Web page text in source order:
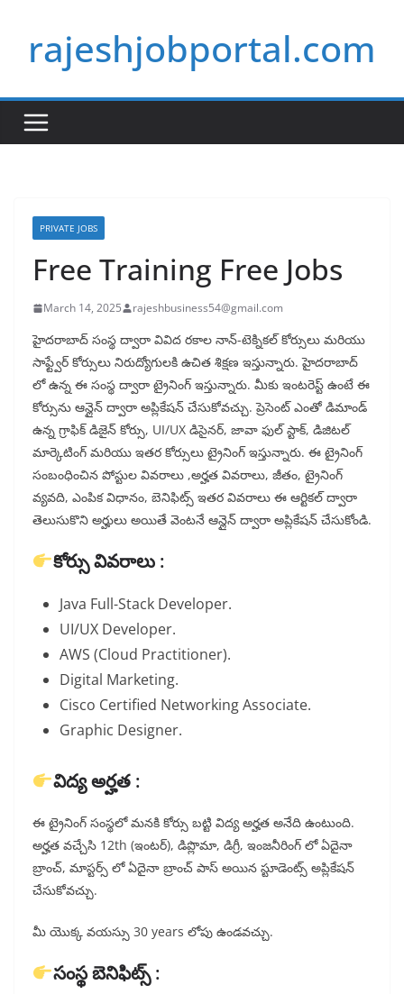
contentrajeshjobportal.com
PRIVATE JOBS
Free Training Free Jobs
March 14, 2025 rajeshbusiness54@gmail.com
హైదరాబాద్ సంస్థ ద్వారా వివిద రకాల నాన్-టెక్నికల్ కోర్సులు మరియు
సాఫ్ట్వేర్ కోర్సులు నిరుద్యోగులకి ఉచిత శిక్షణ ఇస్తున్నారు. హైదరాబాద్
లో ఉన్న ఈ సంస్థ ద్వారా ట్రైనింగ్ ఇస్తున్నారు. మీకు ఇంటరెస్ట్ ఉంటే ఈ
కోర్సును ఆన్లైన్ ద్వారా అప్లికేషన్ చేసుకోవచ్చు. ప్రెసెంట్ ఎంతో డిమాండ్
ఉన్న గ్రాఫిక్ డిజైన్ కోర్సు, UI/UX డిసైనర్, జావా ఫుల్ స్టాక్, డిజిటల్
మార్కెటింగ్ మరియు ఇతర కోర్సులు ట్రైనింగ్ ఇస్తున్నారు. ఈ ట్రైనింగ్
సంబంధించిన పోస్టుల వివరాలు ,అర్హత వివరాలు, జీతం, ట్రైనింగ్
వ్యవది, ఎంపిక విధానం, బెనిఫిట్స్ ఇతర వివరాలు ఈ ఆర్టికల్ ద్వారా
తెలుసుకొని అర్హులు అయితే వెంటనే ఆన్లైన్ ద్వారా అప్లికేషన్ చేసుకోండి.
కోర్సు వివరాలు :
Java Full-Stack Developer.
UI/UX Developer.
AWS (Cloud Practitioner).
Digital Marketing.
Cisco Certified Networking Associate.
Graphic Designer.
విద్య అర్హత :
ఈ ట్రైనింగ్ సంస్థలో మనకి కోర్సు బట్టి విద్య అర్హత అనేది ఉంటుంది.
అర్హత వచ్చేసి 12th (ఇంటర్), డిప్లొమా, డిగ్రీ, ఇంజనీరింగ్ లో ఏదైనా
బ్రాంచ్, మాస్టర్స్ లో ఏదైనా బ్రాంచ్ పాస్ అయిన స్టూడెంట్స్ అప్లికేషన్
చేసుకోవచ్చు.
మీ యొక్క వయస్సు 30 years లోపు ఉండవచ్చు.
సంస్థ బెనిఫిట్స్ :